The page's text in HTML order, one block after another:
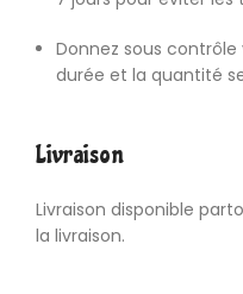
Donnez sous
durée et la quantité
Livraison
Livraison disponible
la livraison.